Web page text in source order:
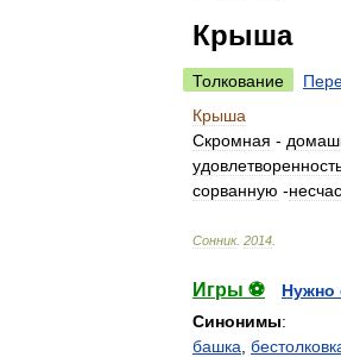
Крыша
Толкование
Крыша
Скромная -
сорванную -
Сонник. 2014
Игры ⚽
Нужно
Синонимы:
башка